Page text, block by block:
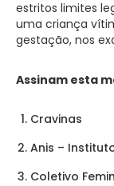
estritos limites
uma criança
gestação, nos
Assinam esta
Cravinas
Anis –
Coletivo